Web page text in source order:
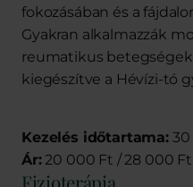
fokozásában és a
Gyakran alkalmazzák
reumatikus
kiegészítve a Hévízi-tó
Kezelés időtartama: 30
Ár: 20 000 Ft / 28 000